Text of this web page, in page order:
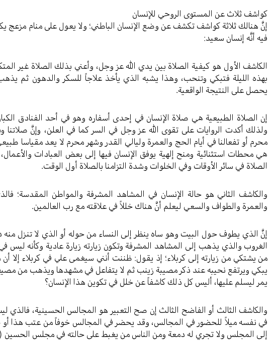
كواشف ثلاث عن المستوى الروحي للإنسان
إنَّ هنالك ثلاثة كواشف تكشف عن وضع الإنسان الباطني؛ ولا يعول على منام مزعج
فيه أنَّه إنسان سعيد:
الكاشف الأول هو كيفية الصلاة بين يدي الله عز وجل، وأعني بذلك الصلاة غير
بهذه الليلة فتبكي وتنحب، وهذا يشبه الذي يأخذ علاجاً للسكر والدهون ثم
يحصل على النتيجة الواقعية.
إن الصلاة الطبيعية هي صلاة الإنسان في إحدى أسفاره وهو في أحد الفنادق
ولذلك أكدت الروايات على تقوى الله عز وجل في السر كما في العلن، وإنَّ
محرم أو تفعالنا في أيام الحج والعمرة وليالي القدر وشهر محرم لا يعد مقياسا
هي محطات استثنائية ومنح إلهية يوفق الإنسان فيها إلى بعض العبادات
الصلاة في سائر الأوقات وفي الخلوات وشدة التزامنا بالصلاة أول الوقت.
والكاشف الثاني هو حالة الإنسان في المشاهد المشرفة والمواطن المقدسة؛
والعمرة والطواف والسعي ليعلم أنَّ هناك خللاً في علاقته مع رب العالمين.
إنَّ الذي يطوف حول البيت وهو ساه ينظر إلى النساء من حوله أو الذي لا تنزل منه
الغروب والذي يذهب إلى المشاهد المشرفة وتكون زيارته زيارة عادية وكأنه
من يشتكي من زيارته إلى كربلاء؛ إذ يقول: ظننت أنني سيغمى علي في كربلاء إلا
يبكي ويرتفع نحيبه عند ذكر مصيبة زينب ثم لا يتفاعل في مشهدها ويذهب من
يمر ليسلم عليها، أليس كل ذلك كاشفاً عن خلل في تكوين هذا الإنسان؟
والكاشف الثالث أو الفاضح الثالث إن صح التعبير هو المجالس الحسينية،
في نفسه ميلاً للحضور في المجالس، وقد يحضر في المجالس خوفاً من عتب هذا أو
إلى المجلس ولا تجري له دمعة ومن الناس من يغبط على حالته في مجلس